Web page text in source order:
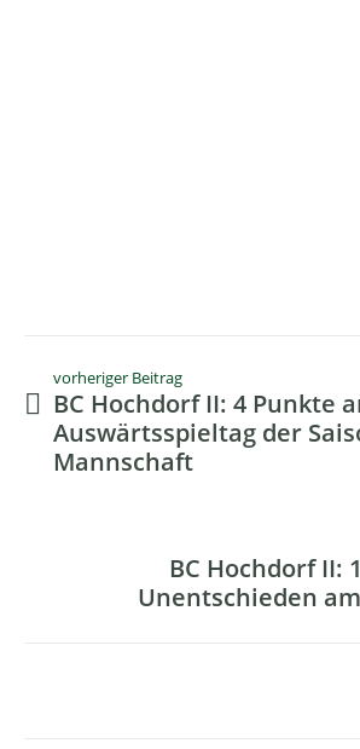
vorheriger Beitrag
BC Hochdorf II: 4 Punkte
Auswärtsspieltag der
Mannschaft
BC Hochdorf II:
Unentschieden